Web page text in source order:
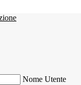
Nome Utente